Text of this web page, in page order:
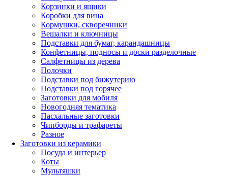
Корзинки и ящики
Коробки для вина
Кормушки, скворечники
Вешалки и ключницы
Подставки для бумаг, карандашницы
Конфетницы, подносы и доски разделочные
Салфетницы из дерева
Полочки
Подставки под бижутерию
Подставки под горячее
Заготовки для мобиля
Новогодняя тематика
Пасхальные заготовки
Чипборды и трафареты
Разное
Заготовки из керамики
Посуда и интерьер
Коты
Мультяшки